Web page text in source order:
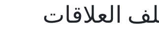
العلاقات